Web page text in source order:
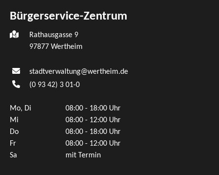
Bürgerservice-Zentrum
Rathausgasse 9
97877 Wertheim
stadtverwaltung@wertheim.de
(0 93 42) 3 01-0
Mo, Di
08:00 - 18:00 Uhr
Mi
08:00 - 12:00 Uhr
Do
08:00 - 18:00 Uhr
Fr
08:00 - 12:00 Uhr
Sa
mit Termin